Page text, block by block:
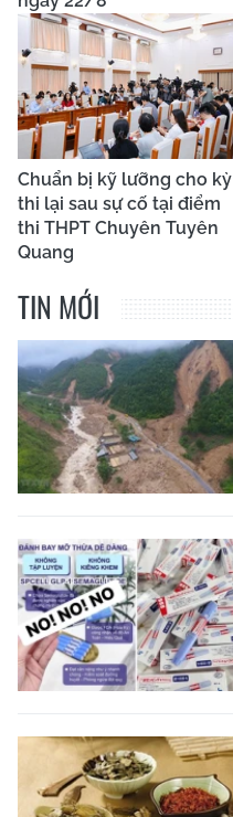
Chuẩn bị kỹ lưỡng cho kỳ
thi lại sau sự cố tại điểm
thi THPT Chuyên Tuyên
Quang
TIN MỚI